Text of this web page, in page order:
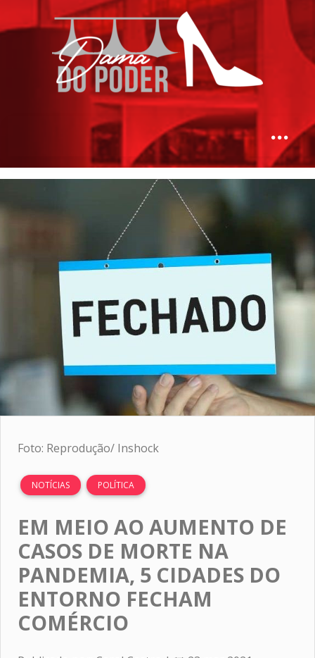
Foto: Reprodução/ Inshock
NOTÍCIAS POLÍTICA
EM MEIO AO AUMENTO DE
CASOS DE MORTE NA
PANDEMIA, 5 CIDADES DO
ENTORNO FECHAM
COMÉRCIO